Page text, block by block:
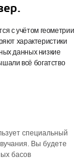
с учётом геометрии
характеристики
данных низкие
всё богатство
специальный
Вы будете
басов